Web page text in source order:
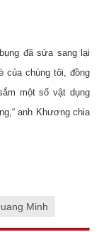
đã sửa sang lại
của chúng tôi, đồng
một số vật dụng
anh Khương chia
Minh